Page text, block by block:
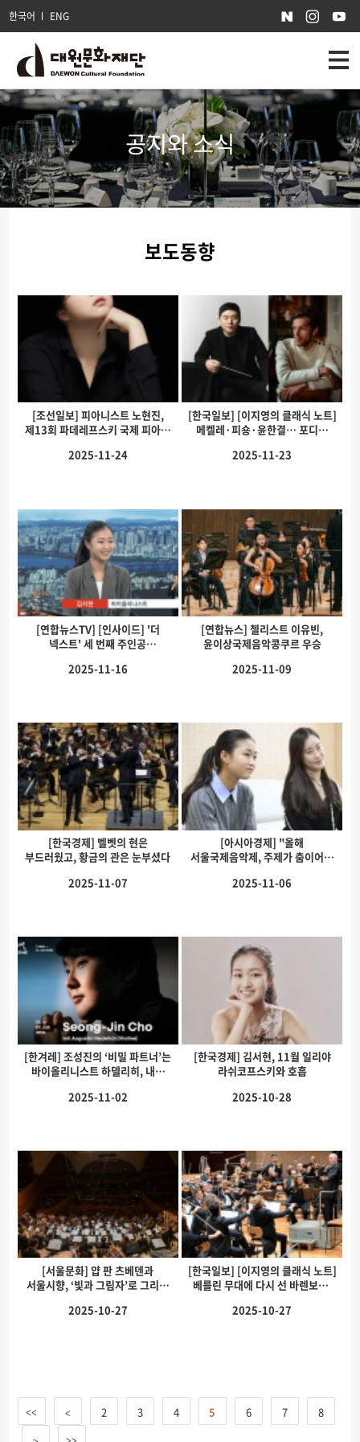
한국어 ENG
공지와 소식
보도동향
[조선일보] 피아니스트 노현진,
제13회 파데레프스키 국제 피아노
2025-11-24
[한국일보] [이지영의 클래식 노트]
메켈레·피숑·윤한결… 포디움
2025-11-23
[연합뉴스TV] [인사이드] '더
넥스트' 세 번째 주인공
2025-11-16
[연합뉴스] 첼리스트 이유빈,
윤이상국제음악콩쿠르 우승
2025-11-09
[한국경제] 벨벳의 현은
부드러웠고, 황금의 관은 눈부셨다
2025-11-07
[아시아경제] "올해
서울국제음악제, 주제가 춤이어서
2025-11-06
[한겨레] 조성진의 ‘비밀 파트너’는
바이올리니스트 하델리히, 내년
2025-11-02
[한국경제] 김서현, 11월 일리야
라쉬코프스키와 호흡
2025-10-28
[서울문화] 얍 판 츠베덴과
서울시향, ‘빛과 그림자’로 그리는
2025-10-27
[한국일보] [이지영의 클래식 노트]
베를린 무대에 다시 선 바렌보임,
2025-10-27
2 3 4 5 6 7 8